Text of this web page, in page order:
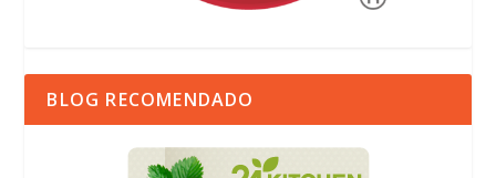
BLOG RECOMENDADO